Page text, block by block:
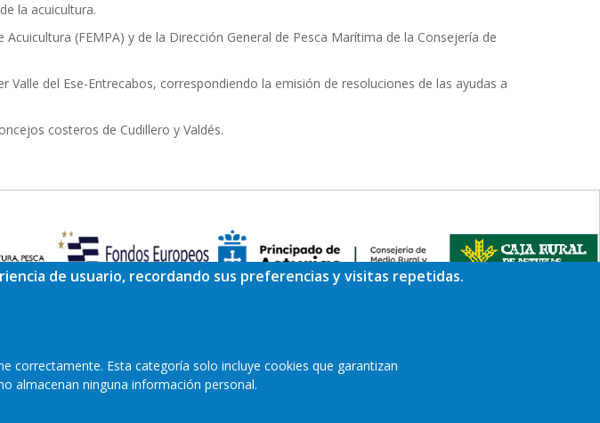
la acuicultura.
(FEMPA) y de la Dirección General de Pesca Marítima de la Consejería de
del Ese-Entrecabos, correspondiendo la emisión de resoluciones de las ayudas a
costeros de Cudillero y Valdés.
Aviso legal Política de privacidad
de usuario, recordando sus preferencias y visitas repetidas.
correctamente. Esta categoría solo incluye cookies que garantizan
almacenan ninguna información personal.